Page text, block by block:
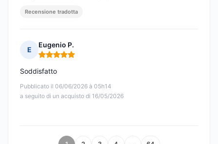
Recensione tradotta
E
Eugenio P.
Nota: 5 su 5
Pubblicato il 06/06/2026 à 05h14
a seguito di un acquisto di 16/05/2026
Soddisfatto